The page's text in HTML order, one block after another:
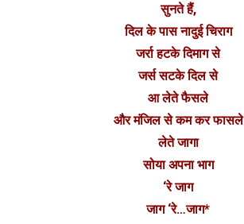
सुनते हैं,
दिल के पास नादुई चिराग
जर्रा हटके दिमाग से
जर्स सटके दिल से
आ लेते फैसले
और मंजिल से कम कर फासले
लेते जागा
सोया अपना भाग
‘रे जाग
जाग ‘रे…जाग*